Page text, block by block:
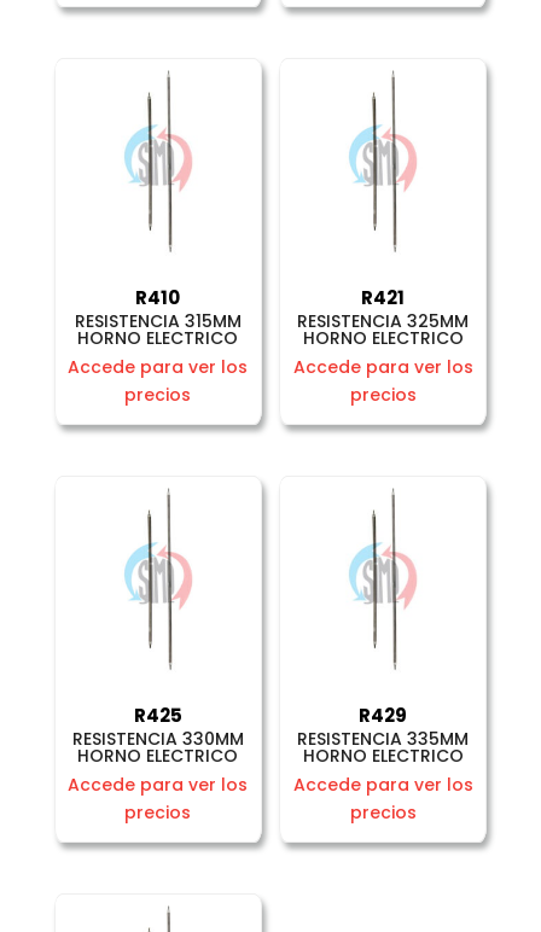
R410
RESISTENCIA 315MM
HORNO ELECTRICO
Accede para ver los
precios
R421
RESISTENCIA 325MM
HORNO ELECTRICO
Accede para ver los
precios
R425
RESISTENCIA 330MM
HORNO ELECTRICO
Accede para ver los
precios
R429
RESISTENCIA 335MM
HORNO ELECTRICO
Accede para ver los
precios